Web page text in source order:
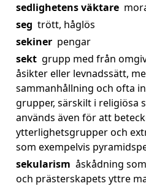
sedlighetens väktare
seg trött, håglös
sekiner pengar
sekt grupp med från
åsikter eller levnadssätt,
sammanhållning och ofta
grupper, särskilt i religiösa
används även för att
ytterlighetsgrupper och
som exempelvis
sekularism åskådning
och prästerskapets yttre